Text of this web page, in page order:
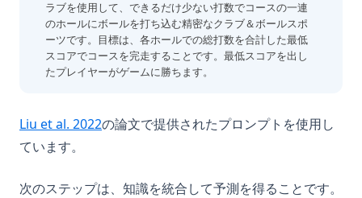
ラブを使用して、できるだけ少ない打数でコースの一連
のホールにボールを打ち込む精密なクラブ＆ボールスポ
ーツです。目標は、各ホールでの総打数を合計した最低
スコアでコースを完走することです。最低スコアを出し
たプレイヤーがゲームに勝ちます。
Liu et al. 2022(opens in a new tab)
の論文で提供されたプロンプトを使用し
ています。
次のステップは、知識を統合して予測を得ることです。